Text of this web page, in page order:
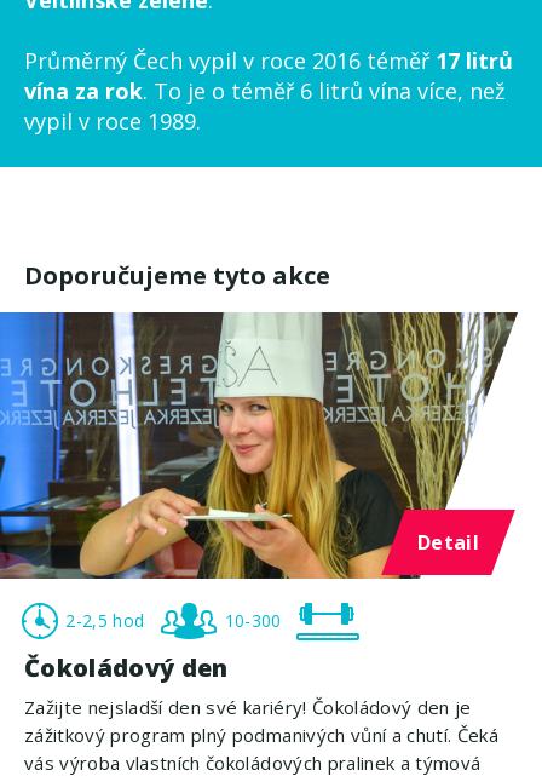
Průměrný Čech vypil v roce 2016 téměř 17 litrů
vína za rok. To je o téměř 6 litrů vína více, než
vypil v roce 1989.
Doporučujeme tyto akce
Detail
2-2,5 hod 10-300
Čokoládový den
Zažijte nejsladší den své kariéry! Čokoládový den je
zážitkový program plný podmanivých vůní a chutí. Čeká
vás výroba vlastních čokoládových pralinek a týmová